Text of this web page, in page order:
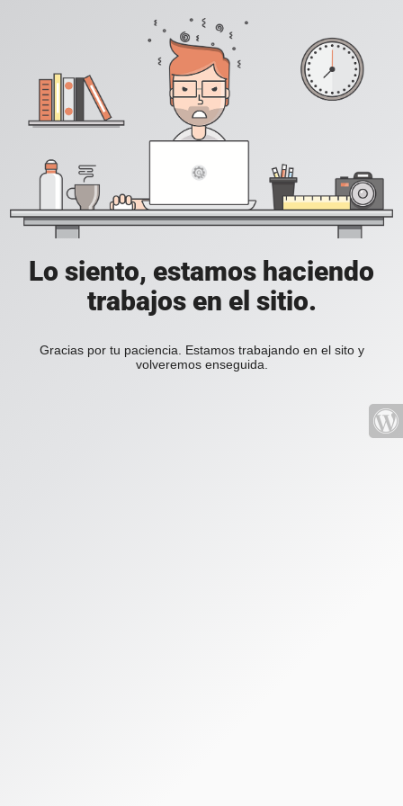
Lo siento, estamos haciendo
trabajos en el sitio.
Gracias por tu paciencia. Estamos trabajando en el sito y
volveremos enseguida.